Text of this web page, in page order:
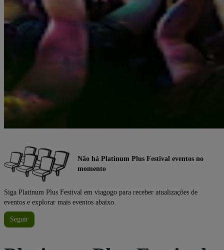
Não há Platinum Plus Festival eventos no
momento
Siga Platinum Plus Festival em viagogo para receber atualizações de
eventos e explorar mais eventos abaixo.
Seguir